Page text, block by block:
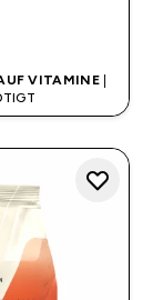
VITAMINE